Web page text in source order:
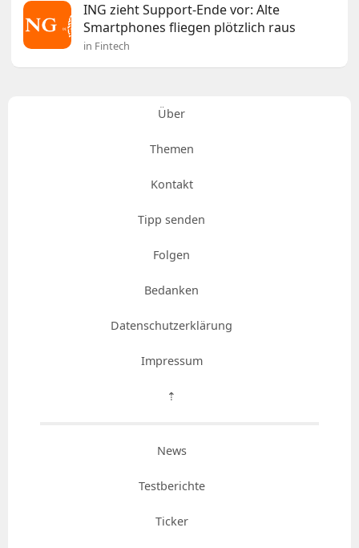
ING zieht Support-Ende vor: Alte
Smartphones fliegen plötzlich raus
in Fintech
Über
Themen
Kontakt
Tipp senden
Folgen
Bedanken
Datenschutzerklärung
Impressum
⇡
News
Testberichte
Ticker